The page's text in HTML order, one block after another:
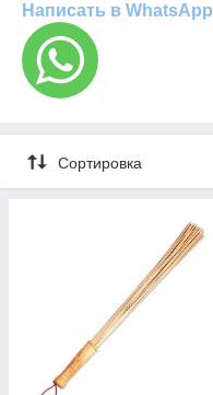
Написать в WhatsApp
Сортировка